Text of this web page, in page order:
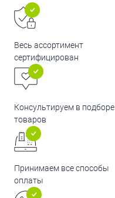
Весь ассортимент
сертифицирован
Консультируем в подборе
товаров
Принимаем все способы
оплаты